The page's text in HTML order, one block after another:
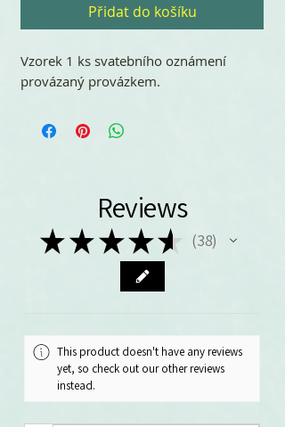
Přidat do košíku
Vzorek 1 ks svatebního oznámení
provázaný provázkem.
Reviews
★ ★★★★ 38
38
This product doesn't have any reviews
yet, so check out our other reviews
instead.